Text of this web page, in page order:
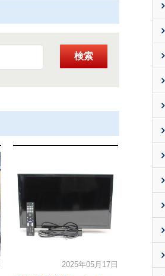
検索
2025年05月17日